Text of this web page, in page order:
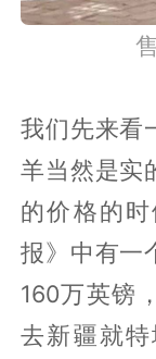
我们先来看
羊当然是实
的价格的
报》中有一
160万英镑
去新疆就